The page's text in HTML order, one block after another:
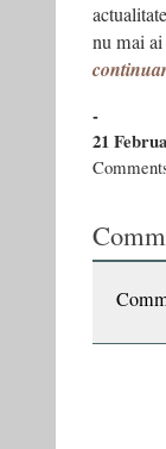
nu mai
-
21